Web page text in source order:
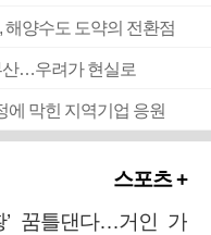
해양수도 도약의 전환점
산…우려가 현실로
막힌 지역기업 응원
스포츠 +
’ 꿈틀댄다…거인 가